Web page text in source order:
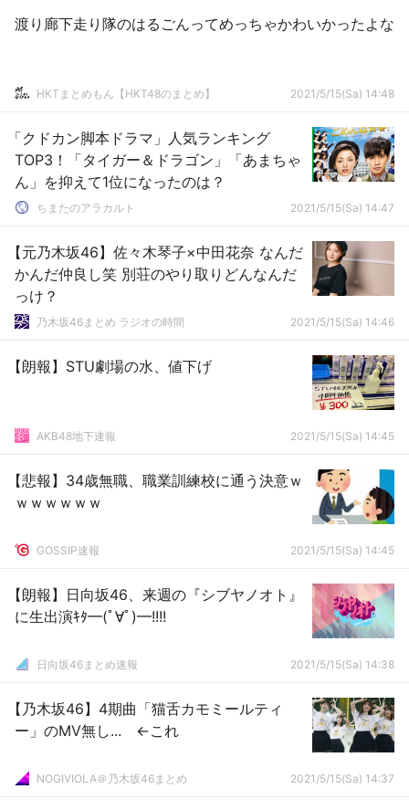
渡り廊下走り隊のはるごんってめっちゃかわいかったよな
HKTまとめもん【HKT48のまとめ】 2021/5/15(Sa) 14:48
「クドカン脚本ドラマ」人気ランキング
TOP3！「タイガー＆ドラゴン」「あまちゃ
ん」を抑えて1位になったのは？
ちまたのアラカルト 2021/5/15(Sa) 14:47
【元乃木坂46】佐々木琴子×中田花奈 なんだ
かんだ仲良し笑 別荘のやり取りどんなんだ
っけ？
乃木坂46まとめ ラジオの時間 2021/5/15(Sa) 14:46
【朗報】STU劇場の水、値下げ
AKB48地下速報 2021/5/15(Sa) 14:45
【悲報】34歳無職、職業訓練校に通う決意ｗ
ｗｗｗｗｗｗ
GOSSIP速報 2021/5/15(Sa) 14:45
【朗報】日向坂46、来週の『シブヤノオト』
に生出演ｷﾀ━(ﾟ∀ﾟ)━!!!!
日向坂46まとめ速報 2021/5/15(Sa) 14:38
【乃木坂46】4期曲「猫舌カモミールティ
ー」のMV無し... ←これ
NOGIVIOLA＠乃木坂46まとめ 2021/5/15(Sa) 14:37